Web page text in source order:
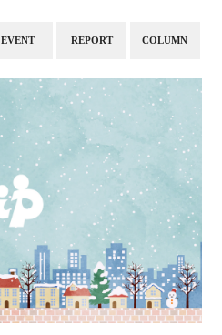
EVENT REPORT COLUMN